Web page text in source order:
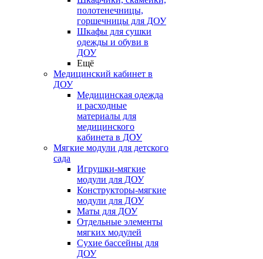
полотенечницы,
горшечницы для ДОУ
Шкафы для сушки
одежды и обуви в
ДОУ
Ещё
Медицинский кабинет в
ДОУ
Медицинская одежда
и расходные
материалы для
медицинского
кабинета в ДОУ
Мягкие модули для детского
сада
Игрушки-мягкие
модули для ДОУ
Конструкторы-мягкие
модули для ДОУ
Маты для ДОУ
Отдельные элементы
мягких модулей
Сухие бассейны для
ДОУ